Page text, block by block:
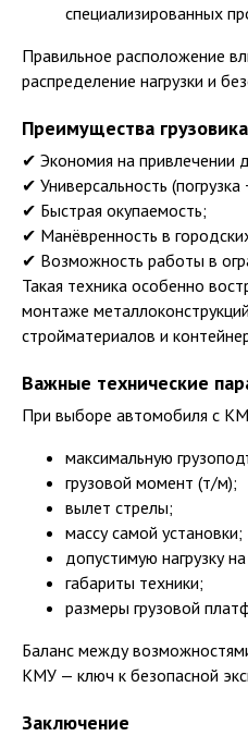
специализированных
Правильное расположение
распределение нагрузки и
Преимущества
✔ Экономия на привлечении
✔ Универсальность (погрузка
✔ Быстрая окупаемость;
✔ Манёвренность в
✔ Возможность работы в
Такая техника особенно
монтаже
стройматериалов и
Важные технические
При выборе автомобиля с
максимальную
грузовой момент (т/м);
вылет стрелы;
массу самой установки;
допустимую нагрузку
габариты техники;
размеры грузовой
Баланс между
КМУ — ключ к безопасной
Заключение